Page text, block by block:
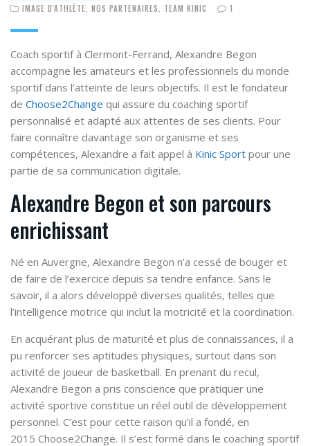
IMAGE D'ATHLÈTE NOS PARTENAIRES TEAM KINIC 1
Coach sportif à Clermont-Ferrand, Alexandre Begon
accompagne les amateurs et les professionnels du monde
sportif dans l’atteinte de leurs objectifs. Il est le fondateur
de Choose2Change qui assure du coaching sportif
personnalisé et adapté aux attentes de ses clients. Pour
faire connaître davantage son organisme et ses
compétences, Alexandre a fait appel à Kinic Sport pour une
partie de sa communication digitale.
Alexandre Begon et son parcours
enrichissant
Né en Auvergne, Alexandre Begon n’a cessé de bouger et
de faire de l’exercice depuis sa tendre enfance. Sans le
savoir, il a alors développé diverses qualités, telles que
l’intelligence motrice qui inclut la motricité et la coordination.
En acquérant plus de maturité et plus de connaissances, il a
pu renforcer ses aptitudes physiques, surtout dans son
activité de joueur de basketball. En prenant du recul,
Alexandre Begon a pris conscience que pratiquer une
activité sportive constitue un réel outil de développement
personnel. C’est pour cette raison qu’il a fondé, en
2015 Choose2Change. Il s’est formé dans le coaching sportif